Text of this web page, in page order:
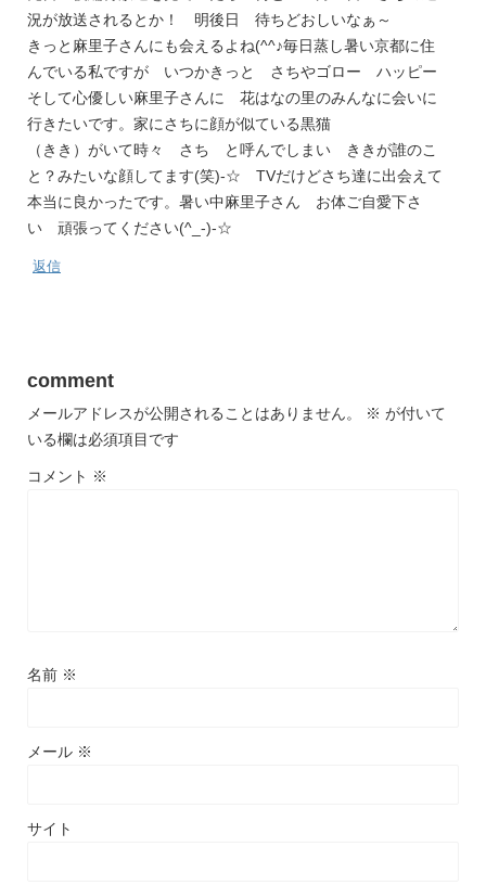
況が放送されるとか！ 明後日 待ちどおしいなぁ～
きっと麻里子さんにも会えるよね(^^♪毎日蒸し暑い京都に住
んでいる私ですが いつかきっと さちやゴロー ハッピー
そして心優しい麻里子さんに 花はなの里のみんなに会いに
行きたいです。家にさちに顔が似ている黒猫
（きき）がいて時々 さち と呼んでしまい ききが誰のこ
と？みたいな顔してます(笑)-☆ TVだけどさち達に出会えて
本当に良かったです。暑い中麻里子さん お体ご自愛下さ
い 頑張ってください(^_-)-☆
返信
comment
メールアドレスが公開されることはありません。 ※ が付いて
いる欄は必須項目です
コメント ※
名前 ※
メール ※
サイト